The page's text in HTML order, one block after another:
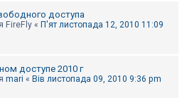
доступа
FireFly « П'ят листопада 12, 2010 11:09
доступе 2010 г
mari « Вів листопада 09, 2010 9:36 pm